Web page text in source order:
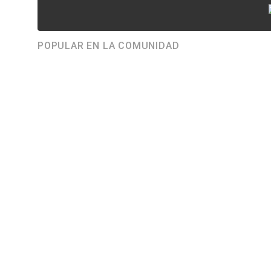
POPULAR EN LA COMUNIDAD